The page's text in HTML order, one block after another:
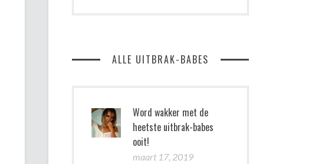
ALLE UITBRAK-BABES
Word wakker met de
heetste uitbrak-babes
ooit!
maart 17, 2019